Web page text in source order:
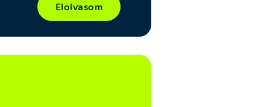
Elolvasom